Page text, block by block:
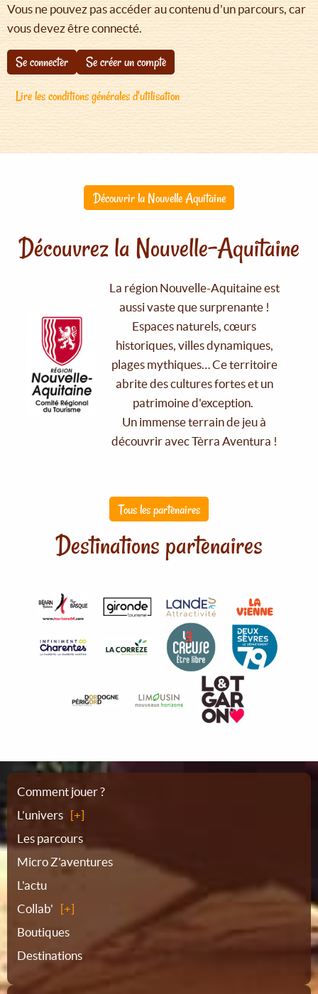
Vous ne pouvez pas accéder au contenu d'un parcours, car
vous devez être connecté.
Se connecter
Se créer un compte
Lire les conditions générales d'utilisation
Découvrir la Nouvelle Aquitaine
Découvrez la Nouvelle-Aquitaine
La région Nouvelle-Aquitaine est
aussi vaste que surprenante !
Espaces naturels, cœurs
historiques, villes dynamiques,
plages mythiques… Ce territoire
abrite des cultures fortes et un
patrimoine d'exception.
Un immense terrain de jeu à
découvrir avec Tèrra Aventura !
Tous les partenaires
Destinations partenaires
Plan
du
site
Comment jouer ?
L’univers
Les parcours
Micro Z'aventures
L'actu
Collab'
Boutiques
Destinations